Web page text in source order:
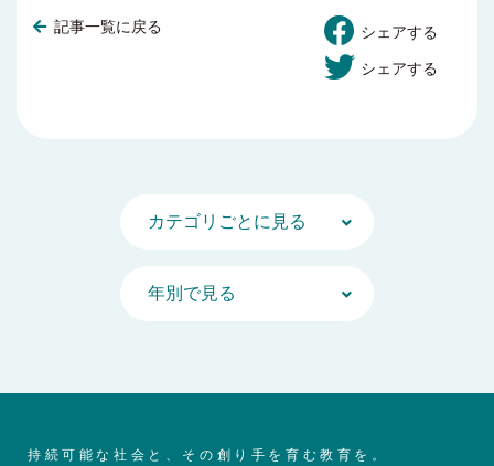
記事一覧に戻る シェアする
シェアする
持続可能な社会と、その創り手を育む教育を。